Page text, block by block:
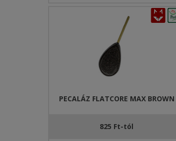
PECALÁZ FLATCORE MAX BROWN
825 Ft-tól